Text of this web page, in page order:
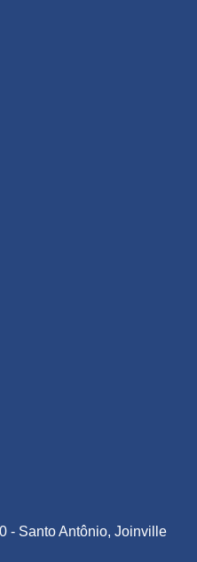
- Santo Antônio, Joinville